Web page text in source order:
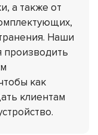
а также от
Наши
производить
как
клиентам